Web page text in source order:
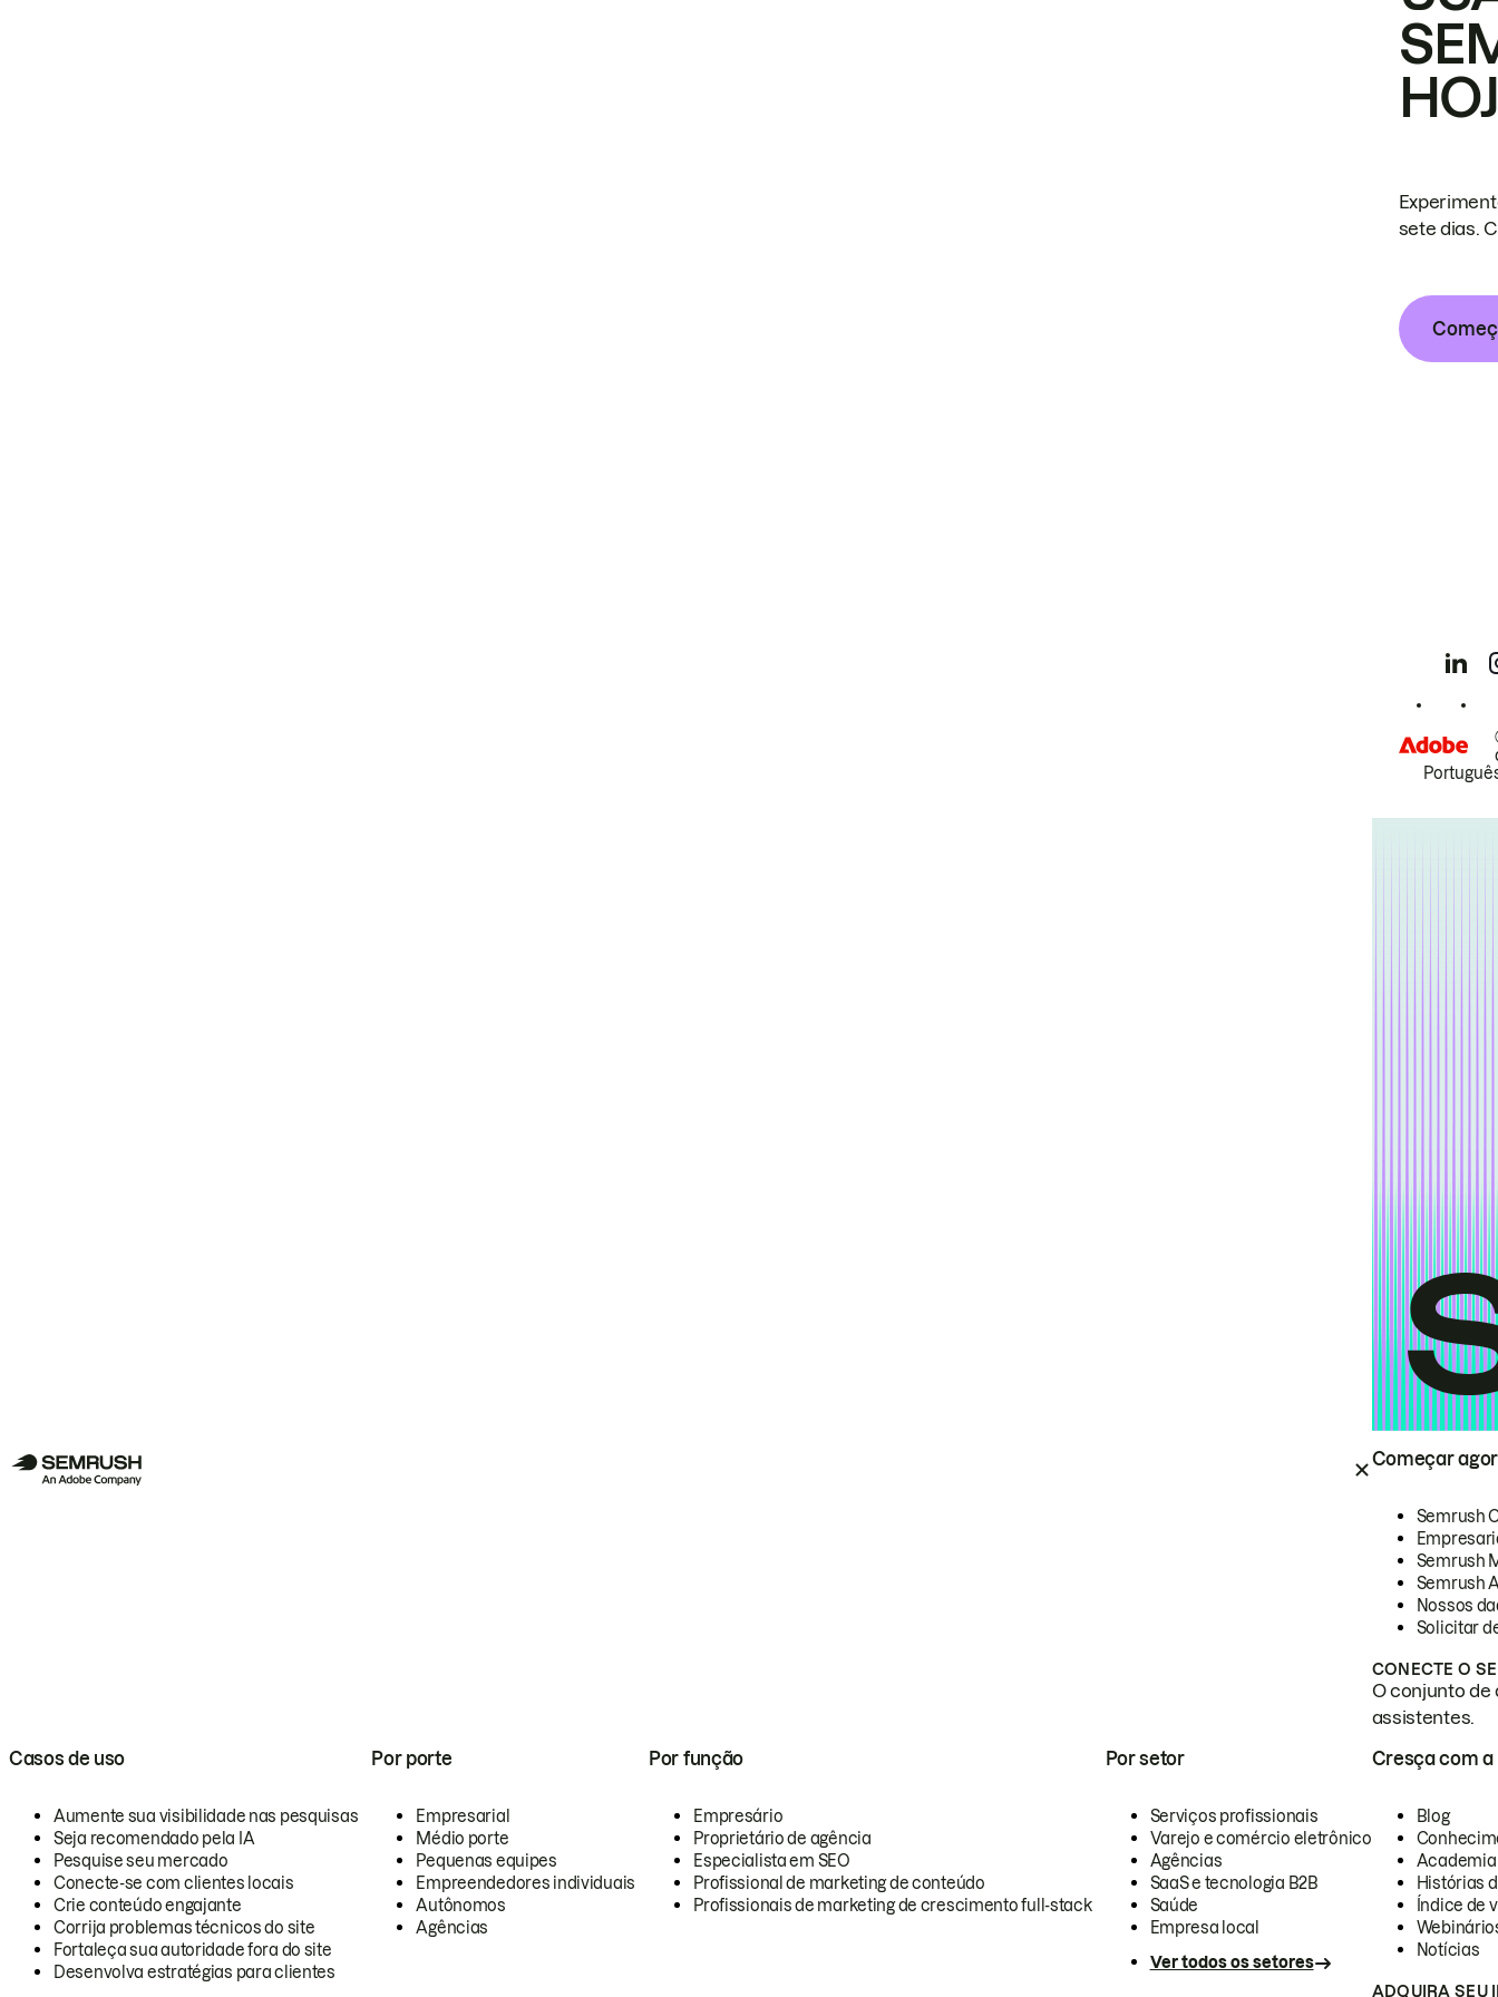
Começar
Semrush
Semrush
Semrush
Nossos
Solicitar
CONECTE O
O conjunto de
assistentes.
Casos de uso
Aumente sua visibilidade nas pesquisas
Seja recomendado pela IA
Pesquise seu mercado
Conecte-se com clientes locais
Crie conteúdo engajante
Corrija problemas técnicos do site
Fortaleça sua autoridade fora do site
Desenvolva estratégias para clientes
Por porte
Empresarial
Médio porte
Pequenas equipes
Empreendedores individuais
Autônomos
Agências
Por função
Empresário
Proprietário de agência
Especialista em SEO
Profissional de marketing de conteúdo
Profissionais de marketing de crescimento full-stack
Por setor
Serviços profissionais
Varejo e comércio eletrônico
Agências
SaaS e tecnologia B2B
Saúde
Empresa local
Ver todos os setores
Cresça com a
Blog
Academia
Histórias
Índice de
Notícias
ADQUIRA SEU
sete dias.